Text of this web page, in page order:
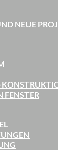
NEUE
FENSTER